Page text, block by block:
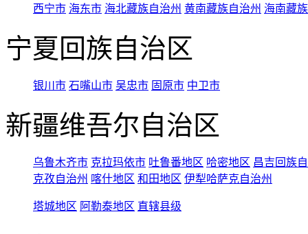
西宁市 海东市 海北藏族自治州 黄南藏族自治州 海南藏
宁夏回族自治区
银川市 石嘴山市 吴忠市 固原市 中卫市
新疆维吾尔自治区
乌鲁木齐市 克拉玛依市 吐鲁番地区 哈密地区 昌吉回族
克孜自治州 喀什地区 和田地区 伊犁哈萨克自治州
塔城地区 阿勒泰地区 直辖县级